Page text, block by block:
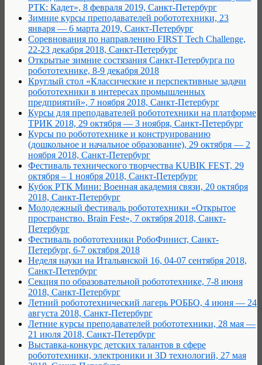
РТК: Кадет», 8 февраля 2019, Санкт-Петербург
Зимние курсы преподавателей робототехники, 23
января — 6 марта 2019, Санкт-Петербург
Соревнования по направлению FIRST Tech Challenge,
22-23 декабря 2018, Санкт-Петербург
Открытые зимние состязания Санкт-Петербурга по
робототехнике, 8-9 декабря 2018
Круглый стол «Классические и перспективные задачи
робототехники в интересах промышленных
предприятий», 7 ноября 2018, Санкт-Петербург
Курсы для преподавателей робототехники на платформе
ТРИК 2018, 29 октября — 3 ноября, Санкт-Петербург
Курсы по робототехнике и конструированию
(дошкольное и начальное образование), 29 октября — 2
ноября 2018, Санкт-Петербург
Фестиваль технического творчества KUBIK FEST, 29
октября – 1 ноября 2018, Санкт-Петербург
Кубок РТК Мини: Военная академия связи, 20 октября
2018, Санкт-Петербург
Молодежный фестиваль робототехники «Открытое
пространство. Brain Fest», 7 октября 2018, Санкт-
Петербург
Фестиваль робототехники РобоФинист, Санкт-
Петербург, 6-7 октября 2018
Неделя науки на Итальянской 16, 04-07 сентября 2018,
Санкт-Петербург
Секция по образовательной робототехнике, 7-8 июня
2018, Санкт-Петербург
Летний робототехнический лагерь РОББО, 4 июня — 24
августа 2018, Санкт-Петербург
Летние курсы преподавателей робототехники, 28 мая —
21 июля 2018, Санкт-Петербург
Выставка-конкурс детских талантов в сфере
робототехники, электроники и 3D технологий, 27 мая